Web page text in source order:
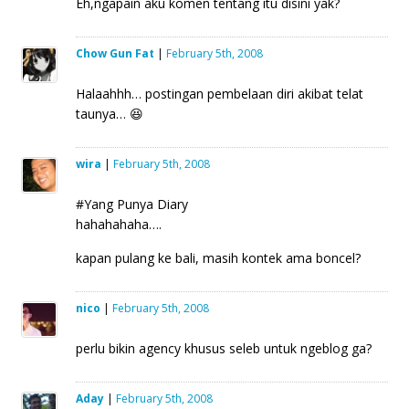
Chow Gun Fat | February 5th, 2008
Halaahhh… postingan pembelaan diri akibat telat
taunya… 😆
wira | February 5th, 2008
#Yang Punya Diary
hahahahaha….
kapan pulang ke bali, masih kontek ama boncel?
nico | February 5th, 2008
perlu bikin agency khusus seleb untuk ngeblog ga?
Aday| February 5th, 2008